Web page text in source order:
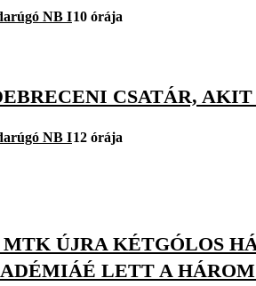
NB I10 órája
CSATÁR,
NB I12 órája
ÚJRA KÉTGÓLOS
LETT A